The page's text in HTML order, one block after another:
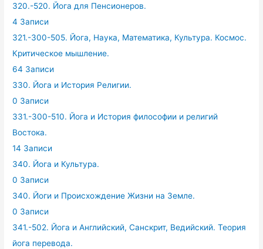
320.-520. Йога для Пенсионеров.
4 Записи
321.-300-505. Йога, Наука, Математика, Культура. Космос.
Критическое мышление.
64 Записи
330. Йога и История Религии.
0 Записи
331.-300-510. Йога и История философии и религий
Востока.
14 Записи
340. Йога и Культура.
0 Записи
340. Йоги и Происхождение Жизни на Земле.
0 Записи
341.-502. Йога и Английский, Санскрит, Ведийский. Теория
йога перевода.